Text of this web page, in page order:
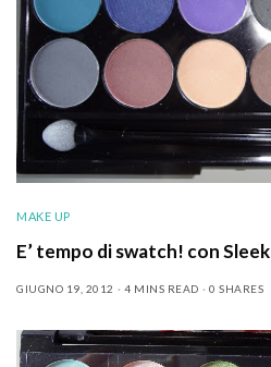
MAKE UP
E’ tempo di swatch! con Sleek
GIUGNO 19, 2012 4 MINS READ 0 SHARES